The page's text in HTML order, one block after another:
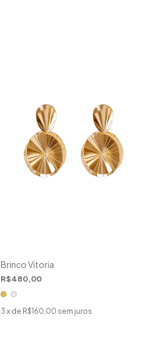
Brinco Vitoria
R$480,00
3 x de R$160,00 sem juros